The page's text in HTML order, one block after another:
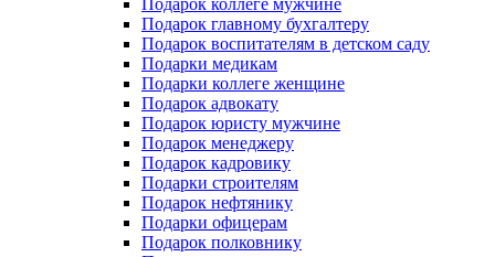
Подарок коллеге мужчине
Подарок главному бухгалтеру
Подарок воспитателям в детском саду
Подарки медикам
Подарки коллеге женщине
Подарок адвокату
Подарок юристу мужчине
Подарок менеджеру
Подарок кадровику
Подарки строителям
Подарок нефтянику
Подарки офицерам
Подарок полковнику